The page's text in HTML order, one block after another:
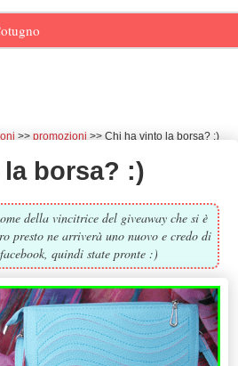
promozioni Chi ha vinto la borsa? :)
borsa? :)
della vincitrice del giveaway che si è
presto ne arriverà uno nuovo e credo di
quindi state pronte :)